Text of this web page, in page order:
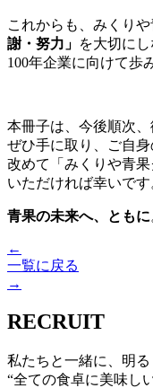
これからも、みくり
謝・努力」 を大切にし
100年企業に向けて歩
本冊子は、今後順次、
ぜひ手に取り、ご自
改めて「みくりや青
いただければ幸いです
青果の未来へ、ともに
←
一覧に戻る
→
RECRUIT
私たちと一緒に、明
“全ての食卓に美味し